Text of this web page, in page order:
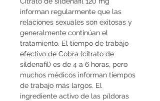
informan regularmente que las
relaciones sexuales son exitosas y
generalmente continúan el
tratamiento. El tiempo de trabajo
efectivo de Cobra (citrato de
sildenafil) es de 4 a 6 horas, pero
muchos médicos informan tiempos
de trabajo más largos. El
ingrediente activo de las píldoras